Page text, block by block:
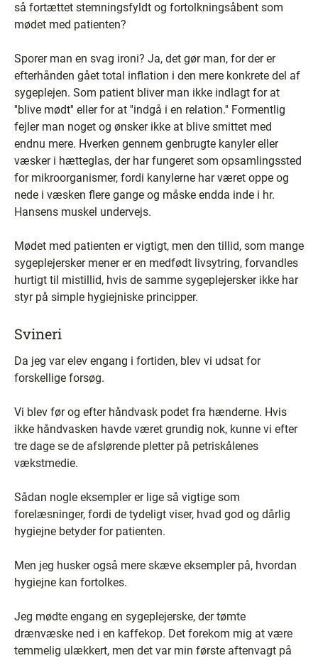
så fortættet stemningsfyldt og fortolkningsåbent som
mødet med patienten?
Sporer man en svag ironi? Ja, det gør man, for der er
efterhånden gået total inflation i den mere konkrete del af
sygeplejen. Som patient bliver man ikke indlagt for at
''blive mødt'' eller for at ''indgå i en relation.'' Formentlig
fejler man noget og ønsker ikke at blive smittet med
endnu mere. Hverken gennem genbrugte kanyler eller
væsker i hætteglas, der har fungeret som opsamlingssted
for mikroorganismer, fordi kanylerne har været oppe og
nede i væsken flere gange og måske endda inde i hr.
Hansens muskel undervejs.
Mødet med patienten er vigtigt, men den tillid, som mange
sygeplejersker mener er en medfødt livsytring, forvandles
hurtigt til mistillid, hvis de samme sygeplejersker ikke har
styr på simple hygiejniske principper.
Svineri
Da jeg var elev engang i fortiden, blev vi udsat for
forskellige forsøg.
Vi blev før og efter håndvask podet fra hænderne. Hvis
ikke håndvasken havde været grundig nok, kunne vi efter
tre dage se de afslørende pletter på petriskålenes
vækstmedie.
Sådan nogle eksempler er lige så vigtige som
forelæsninger, fordi de tydeligt viser, hvad god og dårlig
hygiejne betyder for patienten.
Men jeg husker også mere skæve eksempler på, hvordan
hygiejne kan fortolkes.
Jeg mødte engang en sygeplejerske, der tømte
drænvæske ned i en kaffekop. Det forekom mig at være
temmelig ulækkert, men det var min første aftenvagt på